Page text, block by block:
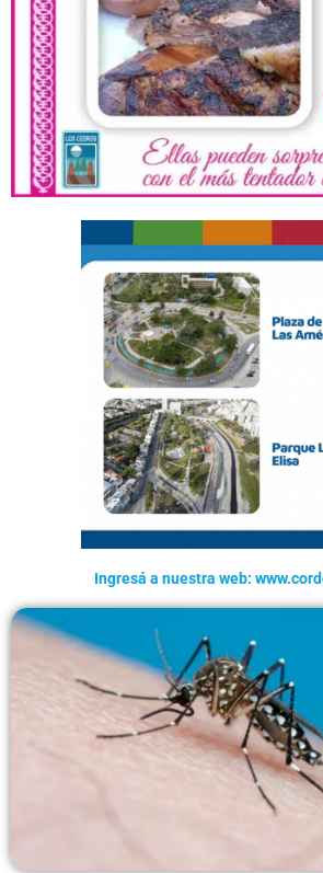
Ingresá a nuestra web: